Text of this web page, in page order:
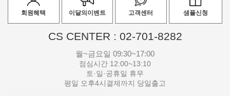
회원혜택 이달의이벤트 고객센터 샘플신청
CS CENTER : 02-701-8282
월~금요일 09:30~17:00
점심시간 12:00~13:10
토·일·공휴일 휴무
평일 오후4시결제까지 당일출고